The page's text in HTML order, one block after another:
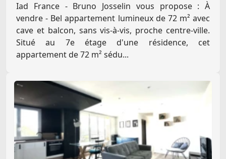
Iad France - Bruno Josselin vous propose : À
vendre - Bel appartement lumineux de 72 m² avec
cave et balcon, sans vis-à-vis, proche centre-ville.
Situé au 7e étage d'une résidence, cet
appartement de 72 m² sédu...